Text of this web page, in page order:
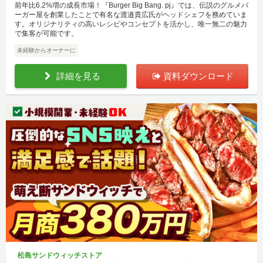
前年比6.2%増の成長市場！『Burger Big Bang. pj』では、伝説のグルメバ
ーガー屋を創業したことで有名な渡邉貴広氏がヘッドシェフを務めていま
す。オリジナリティの高いレシピやコンセプトを活かし、唯一無二の魅力
で集客が可能です。
未経験からオーナーに
詳細を見る 資料ダウンロード
松島サンドウィッチストア